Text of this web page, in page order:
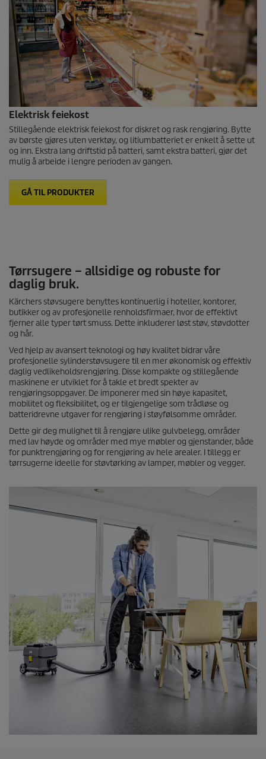
Elektrisk feiekost
Stillegående elektrisk feiekost for diskret og rask rengjøring. Bytte
av børste gjøres uten verktøy, og litiumbatteriet er enkelt å sette ut
og inn. Ekstra lang driftstid på batteri, samt ekstra batteri, gjør det
mulig å arbeide i lengre perioden av gangen.
GÅ TIL PRODUKTER
Tørrsugere – allsidige og robuste for
daglig bruk.
Kärchers støvsugere benyttes kontinuerlig i hoteller, kontorer,
butikker og av profesjonelle renholdsfirmaer, hvor de effektivt
fjerner alle typer tørt smuss. Dette inkluderer løst støv, støvdotter
og hår.
Ved hjelp av avansert teknologi og høy kvalitet bidrar våre
profesjonelle sylinderstøvsugere til en mer økonomisk og effektiv
daglig vedlikeholdsrengjøring. Disse kompakte og stillegående
maskinene er utviklet for å takle et bredt spekter av
rengjøringsoppgaver. De imponerer med sin høye kapasitet,
mobilitet og fleksibilitet, og er tilgjengelige som trådløse og
batteridrevne utgaver for rengjøring i støyfølsomme områder.
Dette gir deg mulighet til å rengjøre ulike gulvbelegg, områder
med lav høyde og områder med mye møbler og gjenstander, både
for punktrengjøring og for rengjøring av hele arealer. I tillegg er
tørrsugerne ideelle for støvtørking av lamper, møbler og vegger.